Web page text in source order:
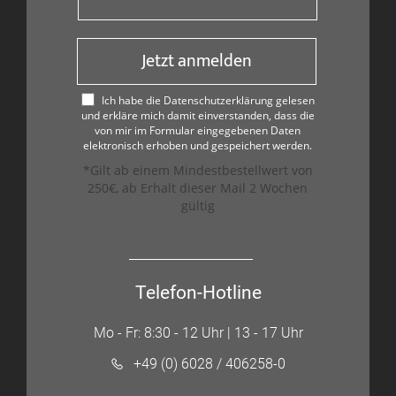
Jetzt anmelden
Ich habe die Datenschutzerklärung gelesen
und erkläre mich damit einverstanden, dass die
von mir im Formular eingegebenen Daten
elektronisch erhoben und gespeichert werden.
*Gilt ab einem Mindestbestellwert von
250€, ab Erhalt dieser Mail 2 Wochen
gültig
Telefon-Hotline
Mo - Fr: 8:30 - 12 Uhr | 13 - 17 Uhr
+49 (0) 6028 / 406258-0